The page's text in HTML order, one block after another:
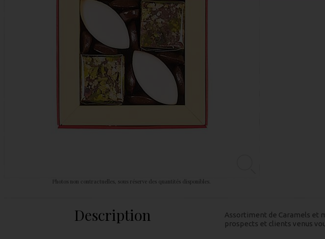
Photos non contractuelles, sous réserve des quantités disponibles.
Description
Assortiment de Caramels et
prospects et clients venus